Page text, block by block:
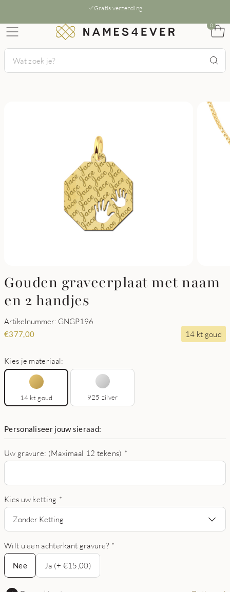
Gratis verzending
0
Gouden graveerplaat met naam
en 2 handjes
Artikelnummer: GNGP196
€377,00 14 kt goud
Kies je materiaal:
14 kt goud 925 zilver
Personaliseer jouw sieraad:
Uw gravure: (Maximaal 12 tekens) *
Kies uw ketting *
Zonder Ketting
Wilt u een achterkant gravure? *
Nee
Nee
Ja (+ €15,00)